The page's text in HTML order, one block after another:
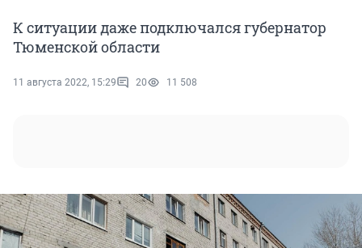
К ситуации даже подключался губернатор
Тюменской области
11 августа 2022, 15:29 20 11 508